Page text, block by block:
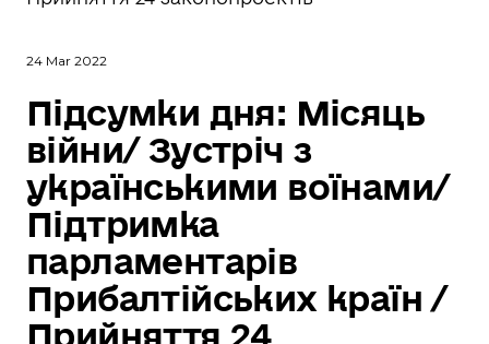
Анонімні опитування
Стежити за Депутатом
24 Mar 2022
Підсумки дня: Місяць
війни/ Зустріч з
українськими воїнами/
Підтримка
парламентарів
Прибалтійських країн /
Прийняття 24